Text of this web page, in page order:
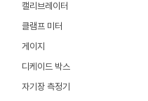
캘리브레이터
클램프 미터
게이지
디케이드 박스
자기장 측정기